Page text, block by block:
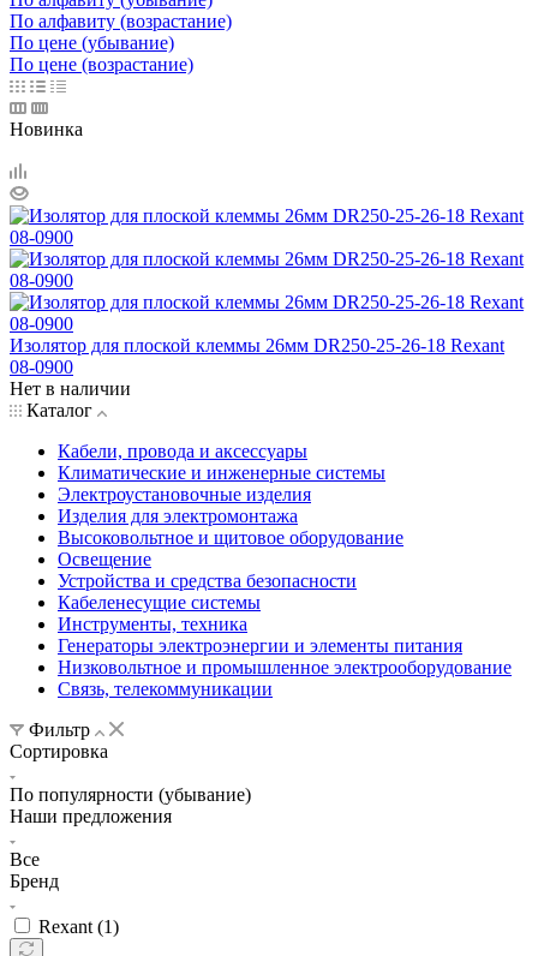
По алфавиту (возрастание)
По цене (убывание)
По цене (возрастание)
Новинка
Изолятор для плоской клеммы 26мм DR250-25-26-18 Rexant
08-0900
Нет в наличии
Каталог
Кабели, провода и аксессуары
Климатические и инженерные системы
Электроустановочные изделия
Изделия для электромонтажа
Высоковольтное и щитовое оборудование
Освещение
Устройства и средства безопасности
Кабеленесущие системы
Инструменты, техника
Генераторы электроэнергии и элементы питания
Низковольтное и промышленное электрооборудование
Связь, телекоммуникации
Фильтр
Сортировка
По популярности (убывание)
Наши предложения
Все
Бренд
Rexant (1)